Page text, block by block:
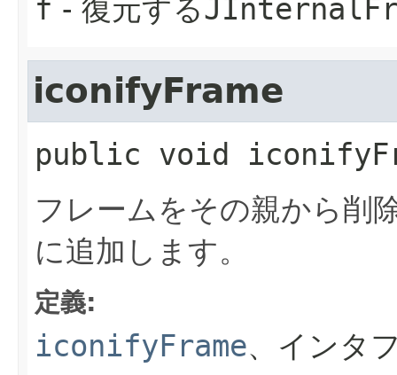
f - 復元する
iconifyFrame
public void
フレームをその親から削
に追加します。
定義:
iconifyFrame、インタ